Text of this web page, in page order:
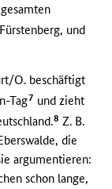
und
O. beschäftigt
Tag7 und zieht
8 Z. B.
die
argumentieren:
schon lange,